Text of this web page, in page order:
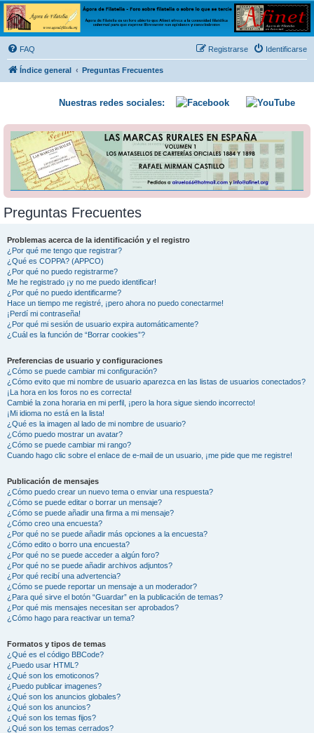
Ágora de Filatelia
Foro sobre filatelia o sobre lo que se tercie. Ágora de Filatelia es un foro abierto que Afinet
ofrece a la comunidad filatélica universal para que exprese libremente sus opiniones y
conocimientos
FAQ Identificarse
Registrarse
Índice general Preguntas Frecuentes
Nuestras redes sociales:
Preguntas Frecuentes
Problemas acerca de la identificación y el registro
¿Por qué me tengo que registrar?
¿Qué es COPPA? (APPCO)
¿Por qué no puedo registrarme?
Me he registrado ¡y no me puedo identificar!
¿Por qué no puedo identificarme?
Hace un tiempo me registré, ¡pero ahora no puedo conectarme!
¡Perdí mi contraseña!
¿Por qué mi sesión de usuario expira automáticamente?
¿Cuál es la función de “Borrar cookies”?
Preferencias de usuario y configuraciones
¿Cómo se puede cambiar mi configuración?
¿Cómo evito que mi nombre de usuario aparezca en las listas de usuarios conectados?
¡La hora en los foros no es correcta!
Cambié la zona horaria en mi perfil, ¡pero la hora sigue siendo incorrecto!
¡Mi idioma no está en la lista!
¿Qué es la imagen al lado de mi nombre de usuario?
¿Cómo puedo mostrar un avatar?
¿Cómo se puede cambiar mi rango?
Cuando hago clic sobre el enlace de e-mail de un usuario, ¡me pide que me registre!
Publicación de mensajes
¿Cómo puedo crear un nuevo tema o enviar una respuesta?
¿Cómo se puede editar o borrar un mensaje?
¿Cómo se puede añadir una firma a mi mensaje?
¿Cómo creo una encuesta?
¿Por qué no se puede añadir más opciones a la encuesta?
¿Cómo edito o borro una encuesta?
¿Por qué no se puede acceder a algún foro?
¿Por qué no se puede añadir archivos adjuntos?
¿Por qué recibí una advertencia?
¿Cómo se puede reportar un mensaje a un moderador?
¿Para qué sirve el botón “Guardar” en la publicación de temas?
¿Por qué mis mensajes necesitan ser aprobados?
¿Cómo hago para reactivar un tema?
Formatos y tipos de temas
¿Qué es el código BBCode?
¿Puedo usar HTML?
¿Qué son los emoticonos?
¿Puedo publicar imagenes?
¿Qué son los anuncios globales?
¿Qué son los anuncios?
¿Qué son los temas fijos?
¿Qué son los temas cerrados?